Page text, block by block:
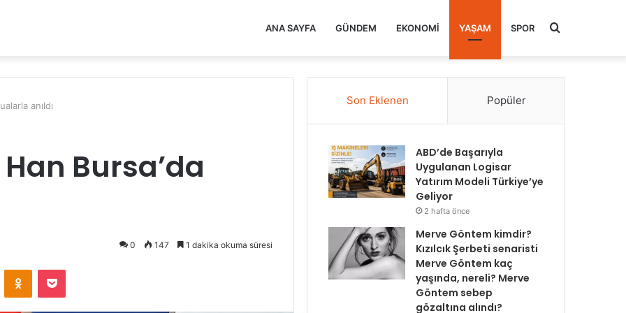
ANA SAYFA GÜNDEM EKONOMI YAŞAM SPOR Arama
anıldı
Bursa’da
0 147 1 dakika okuma süresi
Odnoklassniki
Pocket
Son Eklenen Popüler
ABD’de Başarıyla
Uygulanan Logisar
Yatırım Modeli Türkiye’ye
Geliyor
2 hafta önce
Merve Göntem kimdir?
Kızılcık Şerbeti senaristi
Merve Göntem kaç
yaşında, nereli? Merve
Göntem sebep
gözaltına alındı?